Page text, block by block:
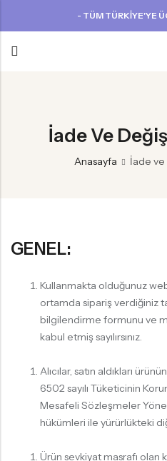
- TÜM TÜRKİYE'YE
İade Ve
Anasayfa İade ve
GENEL:
Kullanmakta olduğunuz
ortamda sipariş verdiğiniz
bilgilendirme formunu ve
kabul etmiş sayılırsınız.
Alıcılar, satın aldıkları
6502 sayılı Tüketicinin
Mesafeli Sözleşmeler
hükümleri ile yürürlükteki
Ürün sevkiyat masrafı olan
DIŞ GİYİM
CROP TOP